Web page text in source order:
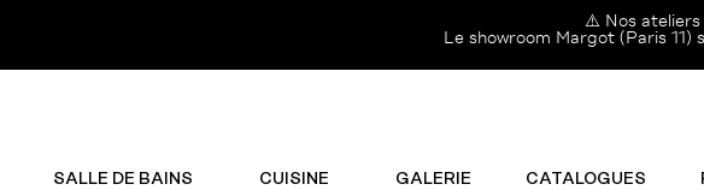
⚠️ Nos ateliers
Le showroom Margot (Paris 11)
SALLE DE BAINS CUISINE GALERIE CATALOGUES